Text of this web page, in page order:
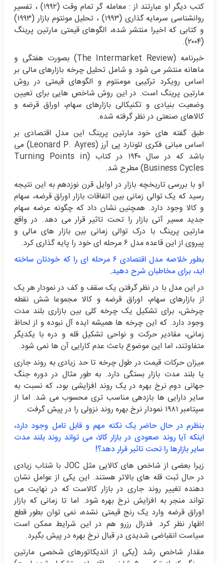
کتب دیگر او عبارتند از : معامله گر تمام وقت (۱۹۹۲) ، تفسیر
روانشناسی سرمایه گذاری (۱۹۹۳) ، تحلیل مونتوم بازار (۱۹۹۳)
و کتابی که اخیرا منتشر شده، الگوهای قیمتی مارتین پرینگ
(۲۰۰۴).
خبرنامه (The Intermarket Review) بصورت هفتگی و
ماهانه منتشر می شود و شامل تحلیل چرخه بازارهای مالی بر
اساس رویکرد ترکیبی مومنتوم و الگوهای قیمتی در روش
مارتین پرینگ است. در این روش شاخص هایی برای تعیین
وضعیت بنیادی و تکنیکالی بازارهای سهام، اوراق قرضه و
کالاهای صنعتی در نظر گرفته شده.
طبق گفته های خود مارتین پرینگ این مدل اقتصادی بر
اساس مبانی فکری لئونارد پی آرز (Leonard P. Ayres) می
باشد که در سال ۱۹۴۰ در کتاب (Turning Points in
Business Cycles) مطرح شد.
او با بررسی تاریخچه بازار در اوایل قرن نوزدهم به این نتیجه
رسید که یک توالی زمانی بین اتفاقات بازار اوراق قرضه، سهام
و کالا وجود دارد. همچنین نشان داد که چگونه عرضه سهام
جدید مسیر آتی بازار را تحت تاثیر قرار می دهد. در واقع
مارتین پرینگ با درک توالی زمانی بین بازار های مالی و
پیروی از این قاعده مدل ۶ مرحله ای خود را پایه گذاری کرد.
بطور خلاصه مدل اقتصادی ۶ مرحله ای را که خودتان ساخته
اید، برای مخاطبان شرح دهید.
در این مدل با در نظر گرفتن یک سقف و کف در نمودار هر یک
از بازارهای سهام، اوراق قرضه و کالا مجموعا شش نقطه
چرخش، برای تشکیل یک چرخه کلی بین بازاری بلند مدت
وجود دارد. که این چرخه ها همیشه ایده آل نبوده و از لحاظ
زمانی، مقادیر حرکت و نواحی تشکیل قله و دره با یکدیگر
متفاوتند، اما این موضوع باعث عدم کارایی آن ها نمی شود.
میزان حرکات قیمت در طول چرخه تا حد زیادی به روند جاری
یا بلند مدت بازار بستگی دارد. به طور مثال در دوره جنگ
جهانی دوم نرخ بهره در یک روند افزایشی بود، که نسبت به
سایر دارایی ها بازدهی مناسب تری محسوب می شد. اما از
سپتامبر ۱۹۸۱ نمودار نرخ بهره روند نزولی را در پیش گرفت.
بنظرم در حال حاضر یک نکته مهم و قابل تامل وجود دارد،
اینکه آیا روند صعودی در بازار کالا، می تواند روند بلند مدت
سایر بازارها را تحت تاثیر قرار دهد؟!
زیرا بعضی از شاخص های کالایی مثل JOC با شتاب زیادی
در حال ثبت قله های بالاتر هستند. این یکی از عوامل نشان
دهنده تغییر روند جاری در بازار کالاست که در نهایت می
تواند منجر به افزایش نرخ بهره شود. اما تا زمانی که بازار
اوراق قرضه وارد یک رنج قیمتی نشده، نمی توان بطور قطع
اظهار نظر کرد. فدرال رزرو هم در این شرایط ممکن است
سیاست انقباضی شدیدی در قبال نرخ بهره در پیش بگیرد.
مقدار شاخص رشد (یکی از اندیکاتورهای شخصی مارتین